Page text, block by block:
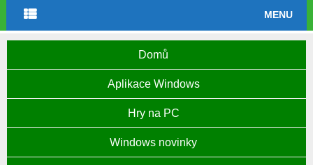
MENU
Domů
Aplikace Windows
Hry na PC
Windows novinky